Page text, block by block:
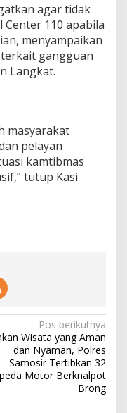
agar tidak
110 apabila
menyampaikan
gangguan
Langkat.
masyarakat
pelayan
kamtibmas
tutup Kasi
Pos berikutnya
Wisata yang Aman
dan Nyaman, Polres
Samosir Tertibkan 32
Motor Berknalpot
Brong